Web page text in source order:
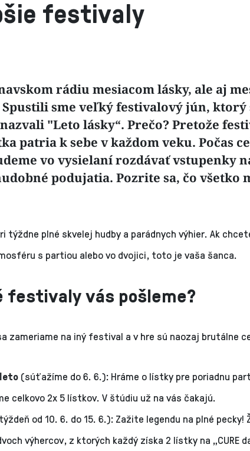
festivaly
rádiu mesiacom lásky, ale aj
sme veľký festivalový jún, ktorý
"Leto lásky“. Prečo? Pretože
patria k sebe v každom veku. Počas
vo vysielaní rozdávať vstupenky
podujatia. Pozrite sa, čo všetko
týždne plné skvelej hudby a parádnych výhier. Ak
s partiou alebo vo dvojici, toto je vaša šanca.
festivaly vás pošleme?
zameriame na iný festival a v hre sú naozaj brutálne
(súťažíme do 6. 6.): Hráme o lístky pre poriadnu
celkovo 2x 5 lístkov. V štúdiu už na vás čakajú.
od 10. 6. do 15. 6.): Zažite legendu na plné pecky!
výhercov, z ktorých každý získa 2 lístky na „CURE